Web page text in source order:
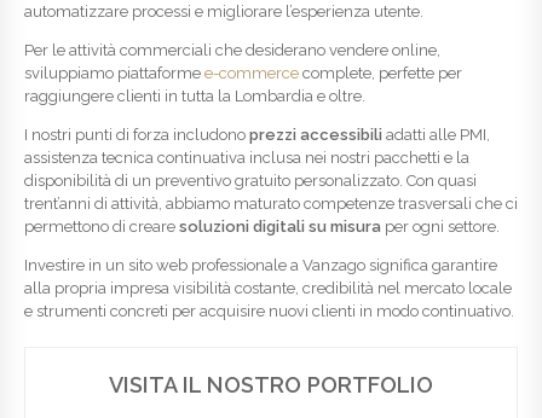
automatizzare processi e migliorare l’esperienza utente.
Per le attività commerciali che desiderano vendere online,
sviluppiamo piattaforme e-commerce complete, perfette per
raggiungere clienti in tutta la Lombardia e oltre.
I nostri punti di forza includono prezzi accessibili adatti alle PMI,
assistenza tecnica continuativa inclusa nei nostri pacchetti e la
disponibilità di un preventivo gratuito personalizzato. Con quasi
trent’anni di attività, abbiamo maturato competenze trasversali che ci
permettono di creare soluzioni digitali su misura per ogni settore.
Investire in un sito web professionale a Vanzago significa garantire
alla propria impresa visibilità costante, credibilità nel mercato locale
e strumenti concreti per acquisire nuovi clienti in modo continuativo.
VISITA IL NOSTRO PORTFOLIO